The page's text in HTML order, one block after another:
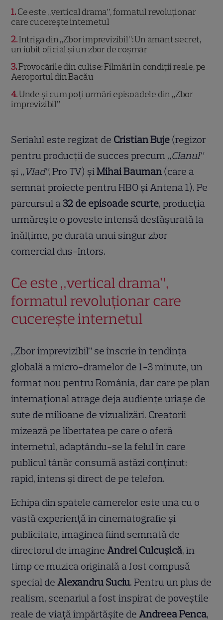
1 Ce este „vertical drama”, formatul revoluționar
care cucerește internetul
2 Intriga din „Zbor imprevizibil”: Un amant secret,
un iubit oficial și un zbor de coșmar
3 Provocările din culise: Filmări în condiții reale, pe
Aeroportul din Bacău
4 Unde și cum poți urmări episoadele din „Zbor
imprevizibil”
Serialul este regizat de Cristian Buje (regizor
pentru producții de succes precum „Clanul”
și „Vlad”, Pro TV) șiMihai Bauman (care a
semnat proiecte pentru HBO și Antena 1). Pe
parcursul a32 de episoade scurte, producția
urmărește o poveste intensă desfășurată la
înălțime, pe durata unui singur zbor
comercial dus-întors.
Ce este „vertical drama”,
formatul revoluționar care
cucerește internetul
„Zbor imprevizibil” se înscrie în tendința
globală a micro-dramelor de 1-3 minute, un
format nou pentru România, dar care pe plan
internațional atrage deja audiențe uriașe de
sute de milioane de vizualizări. Creatorii
mizează pe libertatea pe care o oferă
internetul, adaptându-se la felul în care
publicul tânăr consumă astăzi conținut:
rapid, intens și direct de pe telefon.
Echipa din spatele camerelor este una cu o
vastă experiență în cinematografie și
publicitate, imaginea fiind semnată de
directorul de imagineAndrei Culcușică, în
timp ce muzica originală a fost compusă
special deAlexandru Suciu. Pentru un plus de
realism, scenariul a fost inspirat de poveștile
reale de viață împărtășite deAndreea Penca,